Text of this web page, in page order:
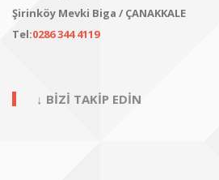
Şirinköy Mevki Biga / ÇANAKKALE
Tel:0286 344 4119
↓ BİZİ TAKİP EDİN